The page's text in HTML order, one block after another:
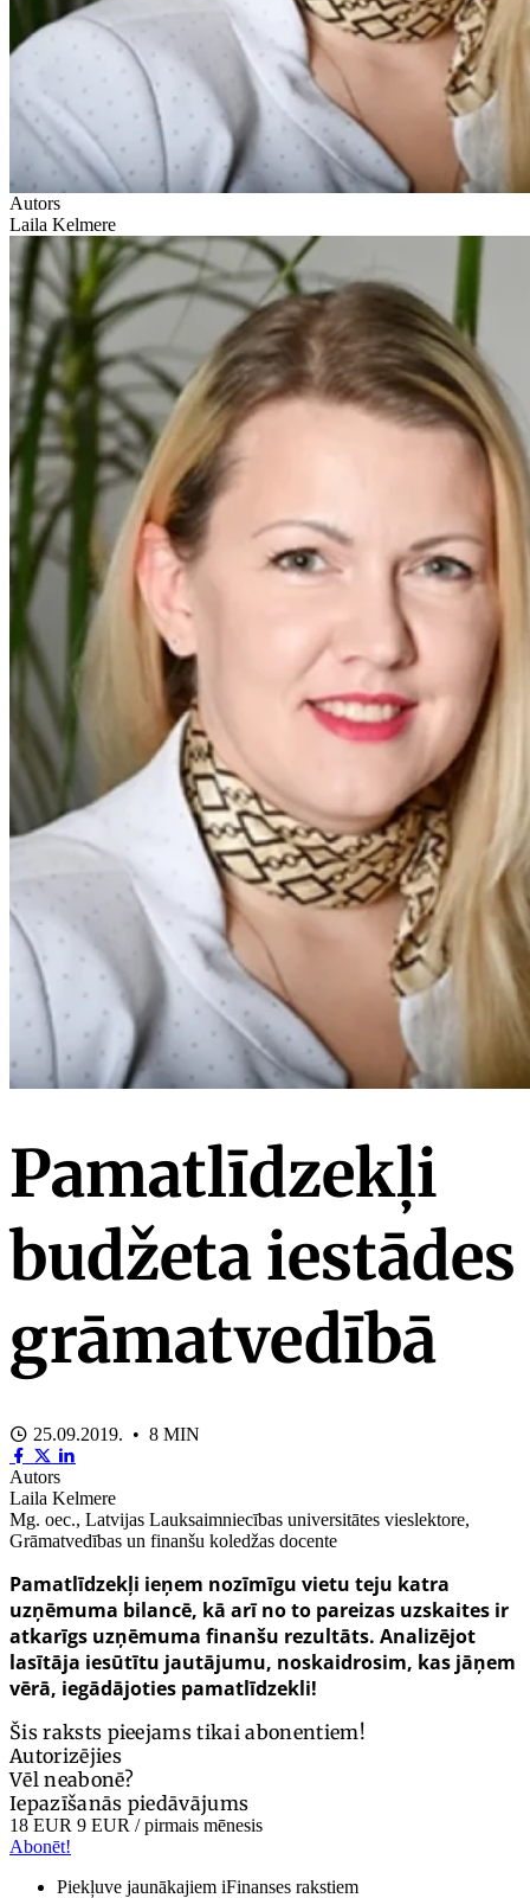
Autors
Laila Kelmere
Pamatlīdzekļi
budžeta iestādes
grāmatvedībā
25.09.2019. • 8 MIN
Autors
Laila Kelmere
Mg. oec., Latvijas Lauksaimniecības universitātes vieslektore,
Grāmatvedības un finanšu koledžas docente
Pamatlīdzekļi ieņem nozīmīgu vietu teju katra
uzņēmuma bilancē, kā arī no to pareizas uzskaites ir
atkarīgs uzņēmuma finanšu rezultāts. Analizējot
lasītāja iesūtītu jautājumu, noskaidrosim, kas jāņem
vērā, iegādājoties pamatlīdzekli!
Šis raksts pieejams tikai abonentiem!
Autorizējies
Vēl neabonē?
Iepazīšanās piedāvājums
18 EUR 9 EUR / pirmais mēnesis
Abonēt!
Piekļuve jaunākajiem iFinanses rakstiem